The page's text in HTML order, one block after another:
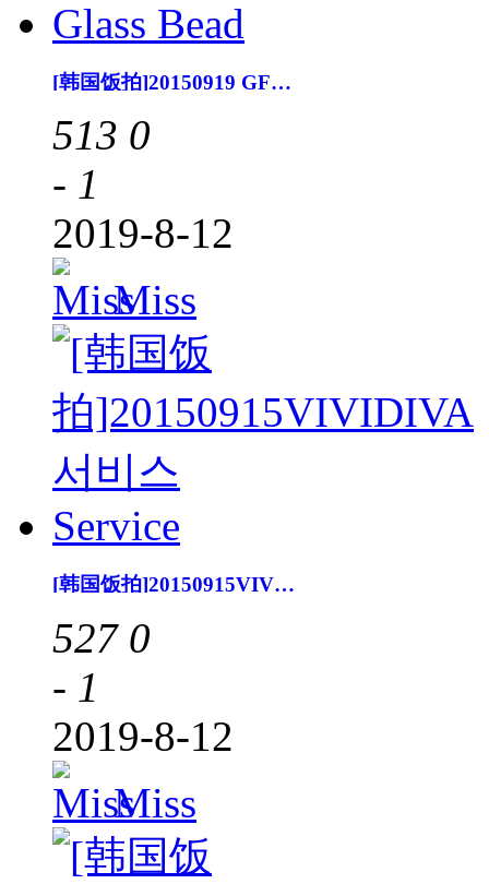
[韩国饭拍]20150919 GFRIEND Glass Bead
513 0
- 1
2019-8-12
Miss
[韩国饭拍]20150915VIVIDIVA 서비스 Service
527 0
- 1
2019-8-12
Miss